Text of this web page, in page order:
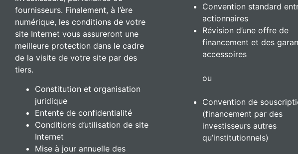
fournisseurs. Finalement, à l’ère
numérique, les conditions de votre
site Internet vous assureront une
meilleure protection dans le cadre
de la visite de votre site par des
tiers.
Constitution et organisation
juridique
Entente de confidentialité
Conditions d’utilisation de site
Internet
Mise à jour annuelle des
Convention standard
actionnaires
Révision d’une offre de
financement et des
accessoires
ou
Convention de
(financement par des
investisseurs autres
qu’institutionnels)